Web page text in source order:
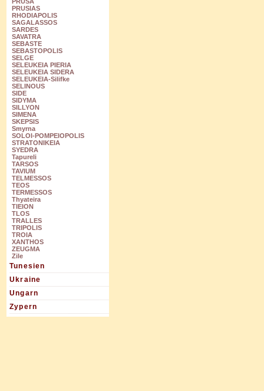
PRUSIAS
RHODIAPOLIS
SAGALASSOS
SARDES
SAVATRA
SEBASTE
SEBASTOPOLIS
SELGE
SELEUKEIA PIERIA
SELEUKEIA SIDERA
SELEUKEIA-Silifke
SELINOUS
SIDE
SIDYMA
SILLYON
SIMENA
SKEPSIS
Smyrna
SOLOI-POMPEIOPOLIS
STRATONIKEIA
SYEDRA
Tapureli
TARSOS
TAVIUM
TELMESSOS
TEOS
TERMESSOS
Thyateira
TIEION
TLOS
TRALLES
TRIPOLIS
TROIA
XANTHOS
ZEUGMA
Zile
Tunesien
Ukraine
Ungarn
Zypern